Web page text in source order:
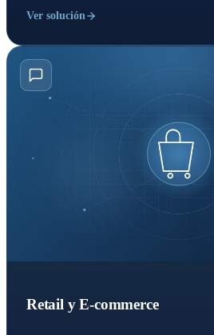
Ver solución
Retail y E-commerce